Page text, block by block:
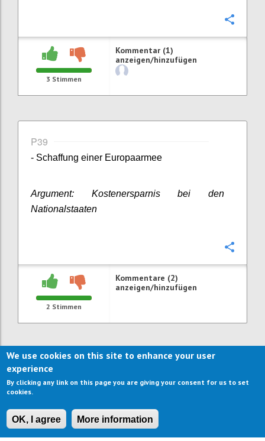
3 Stimmen
Kommentar (1)
anzeigen/hinzufügen
P39
- Schaffung einer Europaarmee
Argument: Kostenersparnis bei den
Nationalstaaten
2 Stimmen
Kommentare (2)
anzeigen/hinzufügen
We use cookies on this site to enhance your user
experience
By clicking any link on this page you are giving your consent for us to set
cookies.
OK, I agree More information